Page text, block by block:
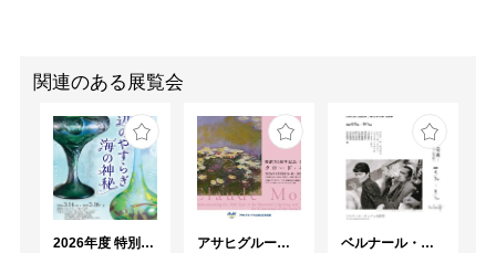
関連のある展覧会
2026年度 特別展「ガレとドーム、アール･ヌーヴォーのガラス 水辺のやすらぎ、海の神秘」
アサヒグループ大山崎山荘美術館 開館30周年記念展「没後100年 クロード・モネ」
ベルナール・ビュフェと写真 ーカメラがとらえたビュフェとその時代、そして21 世紀へ